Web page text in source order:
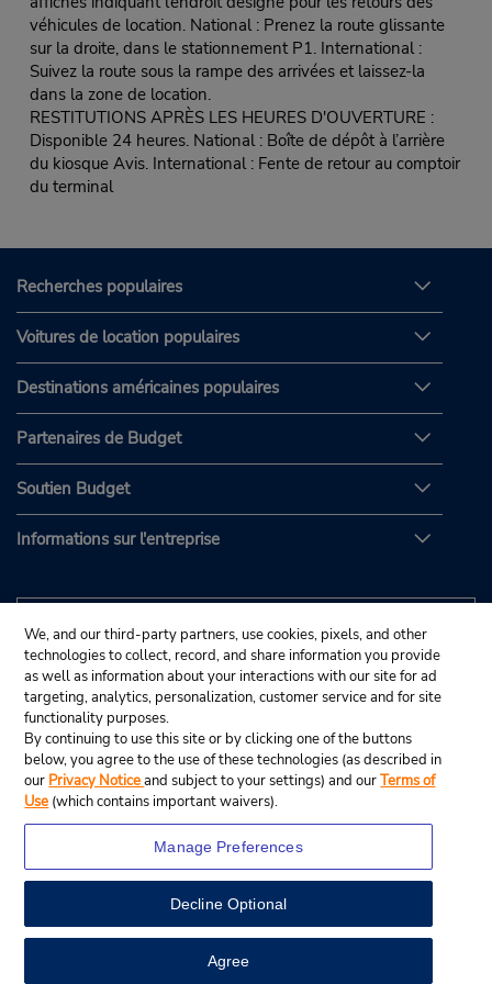
View Map
véhicules de location. National : Prenez la route glissante
sur la droite, dans le stationnement P1. International :
Suivez la route sous la rampe des arrivées et laissez-la
dans la zone de location.
RESTITUTIONS APRÈS LES HEURES D'OUVERTURE :
Disponible 24 heures. National : Boîte de dépôt à l’arrière
du kiosque Avis. International : Fente de retour au comptoir
du terminal
Recherches populaires
Voitures de location populaires
Destinations américaines populaires
Partenaires de Budget
Soutien Budget
Informations sur l'entreprise
© Budget Rent A Car System, Inc., 2025.
We, and our third-party partners, use cookies, pixels, and other
technologies to collect, record, and share information you provide
as well as information about your interactions with our site for ad
targeting, analytics, personalization, customer service and for site
functionality purposes.
By continuing to use this site or by clicking one of the buttons
below, you agree to the use of these technologies (as described in
our Privacy Noticeand subject to your settings) and ourTerms of
Use (which contains important waivers).
Manage Preferences
Decline Optional
Agree